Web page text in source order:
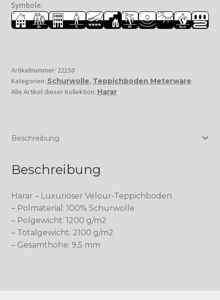
Symbole:
Artikelnummer: 22150
Kategorien: Schurwolle, Teppichboden Meterware
Alle Artikel dieser Kollektion: Harar
Beschreibung
Beschreibung
Harar – Luxuriöser Velour-Teppichboden
– Polmaterial: 100% Schurwolle
– Polgewicht: 1200 g/m2
– Totalgewicht: 2100 g/m2
– Gesamthöhe: 9,5 mm